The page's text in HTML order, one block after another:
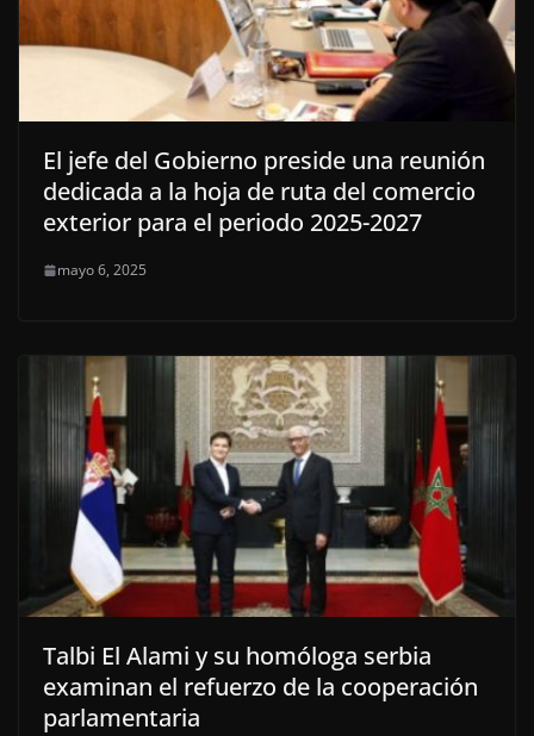
El jefe del Gobierno preside una reunión
dedicada a la hoja de ruta del comercio
exterior para el periodo 2025-2027
mayo 6, 2025
Talbi El Alami y su homóloga serbia
examinan el refuerzo de la cooperación
parlamentaria